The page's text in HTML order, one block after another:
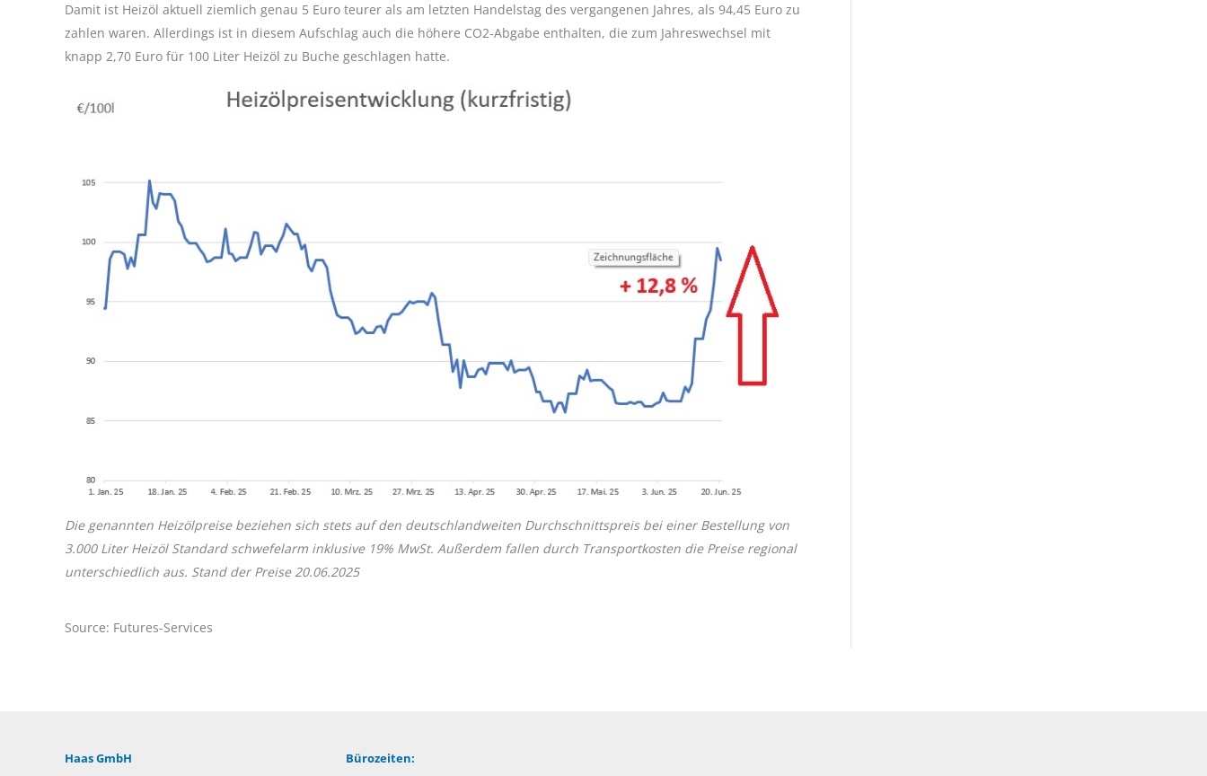
Damit ist Heizöl aktuell ziemlich genau 5 Euro teurer als am letzten Handelstag des vergangenen Jahres, als 94,45 Euro zu
zahlen waren. Allerdings ist in diesem Aufschlag auch die höhere CO2-Abgabe enthalten, die zum Jahreswechsel mit
knapp 2,70 Euro für 100 Liter Heizöl zu Buche geschlagen hatte.
Die genannten Heizölpreise beziehen sich stets auf den deutschlandweiten Durchschnittspreis bei einer Bestellung von
3.000 Liter Heizöl Standard schwefelarm inklusive 19% MwSt. Außerdem fallen durch Transportkosten die Preise regional
unterschiedlich aus. Stand der Preise 20.06.2025
Source: Futures-Services
Haas GmbH
Bürozeiten: